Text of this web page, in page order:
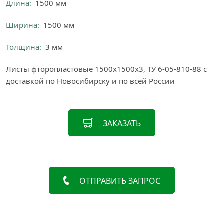
Длина: 1500 мм
Ширина: 1500 мм
Толщина: 3 мм
Листы фторопластовые 1500х1500х3, ТУ 6-05-810-88 с
доставкой по Новосибирску и по всей России
ЗАКАЗАТЬ
ОТПРАВИТЬ ЗАПРОС